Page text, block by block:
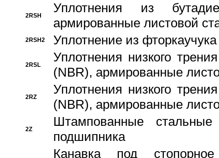
2RSH
Уплотнения из
армированные листовой
2RSH2 Уплотнение из
2RSL
Уплотнения низкого
(NBR), армированные
2RZ
Уплотнения низкого
(NBR), армированные
2Z
Штампованные
подшипника
Канавка под